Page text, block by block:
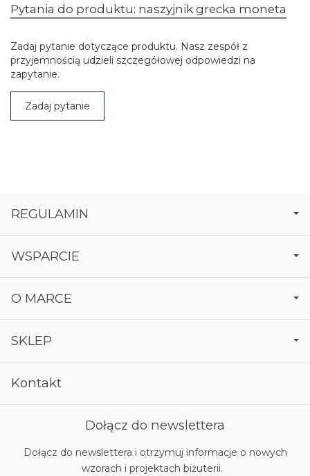
Pytania do produktu: naszyjnik grecka moneta
Zadaj pytanie dotyczące produktu. Nasz zespół z
przyjemnością udzieli szczegółowej odpowiedzi na
zapytanie.
Zadaj pytanie
REGULAMIN
WSPARCIE
O MARCE
SKLEP
Kontakt
Dołącz do newslettera
Dołącz do newslettera i otrzymuj informacje o nowych
wzorach i projektach biżuterii.